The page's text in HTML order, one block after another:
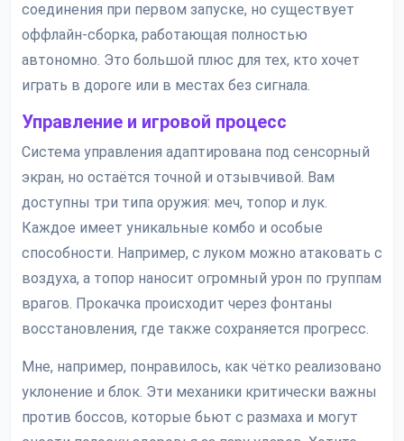
соединения при первом запуске, но существует
оффлайн-сборка, работающая полностью
автономно. Это большой плюс для тех, кто хочет
играть в дороге или в местах без сигнала.
Управление и игровой процесс
Система управления адаптирована под сенсорный
экран, но остаётся точной и отзывчивой. Вам
доступны три типа оружия: меч, топор и лук.
Каждое имеет уникальные комбо и особые
способности. Например, с луком можно атаковать с
воздуха, а топор наносит огромный урон по группам
врагов. Прокачка происходит через фонтаны
восстановления, где также сохраняется прогресс.
Мне, например, понравилось, как чётко реализовано
уклонение и блок. Эти механики критически важны
против боссов, которые бьют с размаха и могут